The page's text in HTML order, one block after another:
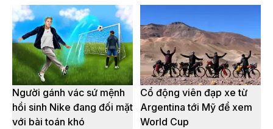
Người gánh vác sứ mệnh
hồi sinh Nike đang đối mặt
với bài toán khó
Cổ động viên đạp xe từ
Argentina tới Mỹ để xem
World Cup